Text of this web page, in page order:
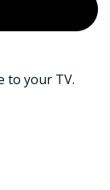
to your TV.